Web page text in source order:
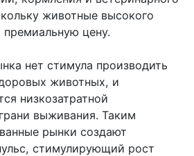
животные высокого
премиальную цену.
нет стимула производить
животных, и
низкозатратной
выживания. Таким
рынки создают
стимулирующий рост